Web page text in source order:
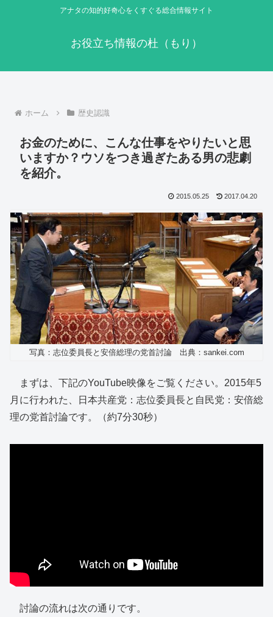
アナタの知的好奇心をくすぐる総合情報サイト
お役立ち情報の杜（もり）
ホーム 歴史認識
お金のために、こんな仕事をやりたいと思
いますか？ウソをつき過ぎたある男の悲劇
を紹介。
2015.05.25 2017.04.20
写真：志位委員長と安倍総理の党首討論 出典：sankei.com
まずは、下記のYouTube映像をご覧ください。2015年5
月に行われた、日本共産党：志位委員長と自民党：安倍総
理の党首討論です。（約7分30秒）
討論の流れは次の通りです。